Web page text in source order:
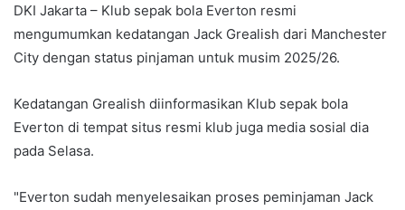
DKI Jakarta – Klub sepak bola Everton resmi
mengumumkan kedatangan Jack Grealish dari Manchester
City dengan status pinjaman untuk musim 2025/26.
Kedatangan Grealish diinformasikan Klub sepak bola
Everton di tempat situs resmi klub juga media sosial dia
pada Selasa.
"Everton sudah menyelesaikan proses peminjaman Jack